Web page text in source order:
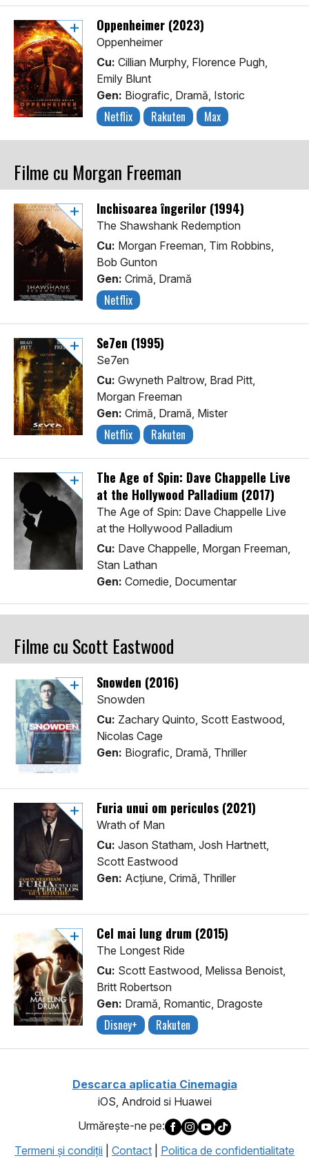
Oppenheimer (2023)
Oppenheimer
Cu: Cillian Murphy, Florence Pugh,
Emily Blunt
Gen: Biografic, Dramă, Istoric
Netflix Rakuten Max
Filme cu Morgan Freeman
Închisoarea îngerilor (1994)
The Shawshank Redemption
Cu: Morgan Freeman, Tim Robbins,
Bob Gunton
Gen: Crimă, Dramă
Netflix
Se7en (1995)
Se7en
Cu: Gwyneth Paltrow, Brad Pitt,
Morgan Freeman
Gen: Crimă, Dramă, Mister
Netflix Rakuten
The Age of Spin: Dave Chappelle Live
at the Hollywood Palladium (2017)
The Age of Spin: Dave Chappelle Live
at the Hollywood Palladium
Cu: Dave Chappelle, Morgan Freeman,
Stan Lathan
Gen: Comedie, Documentar
Filme cu Scott Eastwood
Snowden (2016)
Snowden
Cu: Zachary Quinto, Scott Eastwood,
Nicolas Cage
Gen: Biografic, Dramă, Thriller
Furia unui om periculos (2021)
Wrath of Man
Cu: Jason Statham, Josh Hartnett,
Scott Eastwood
Gen: Acţiune, Crimă, Thriller
Cel mai lung drum (2015)
The Longest Ride
Cu: Scott Eastwood, Melissa Benoist,
Britt Robertson
Gen: Dramă, Romantic, Dragoste
Disney+ Rakuten
Descarca aplicatia Cinemagia
iOS, Android si Huawei
Urmăreşte-ne pe:
Termeni şi condiţii
Contact Politica de confidentialitate